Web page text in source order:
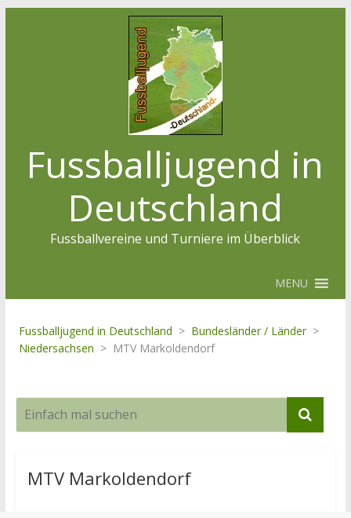
Fussballjugend in
Deutschland
Fussballvereine und Turniere im Überblick
MENU
Fussballjugend in Deutschland > Bundesländer / Länder >
Niedersachsen > MTV Markoldendorf
MTV Markoldendorf